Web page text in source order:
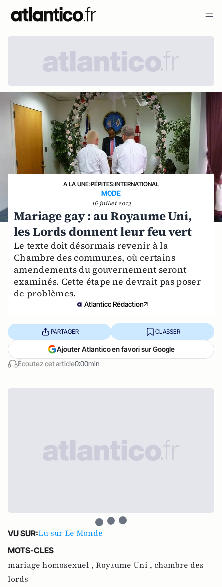
A LA UNE›PÉPITES›INTERNATIONAL
MODE
16 juillet 2013
Mariage gay : au Royaume Uni,
les Lords donnent leur feu vert
Le texte doit désormais revenir à la
Chambre des communes, où certains
amendements du gouvernement seront
examinés. Cette étape ne devrait pas poser
de problèmes.
Atlantico Rédaction
Écoutez cet article0:00min
PARTAGER CLASSER
Ajouter Atlantico en favori sur Google
VU SUR:Lu sur Le Monde
MOTS-CLES
mariage homosexuel , Royaume Uni , chambre des
lords